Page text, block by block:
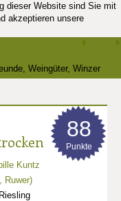
dieser Website sind Sie mit
akzeptieren unsere
Weingüter, Winzer
Kuntz
Ruwer)
88
Punkte